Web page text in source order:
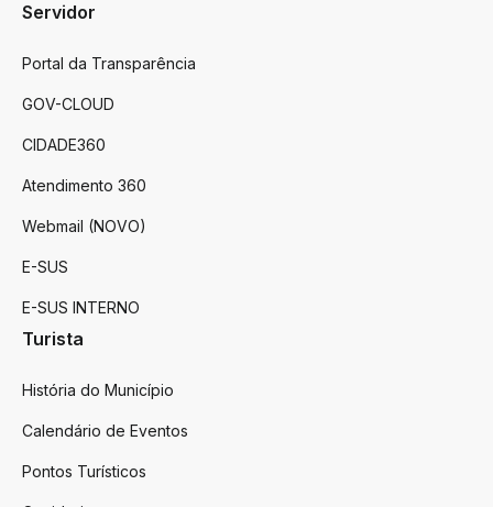
Servidor
Portal da Transparência
GOV-CLOUD
CIDADE360
Atendimento 360
Webmail (NOVO)
E-SUS
E-SUS INTERNO
Turista
História do Município
Calendário de Eventos
Pontos Turísticos